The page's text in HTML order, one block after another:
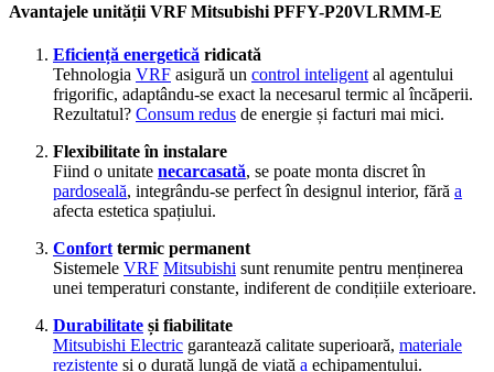
Avantajele unității VRF Mitsubishi PFFY-P20VLRMM-E
Eficiență energetică ridicată
Tehnologia VRF asigură un control inteligent al agentului
frigorific, adaptându-se exact la necesarul termic al încăperii.
Rezultatul? Consum redus de energie și facturi mai mici.
Flexibilitate în instalare
Fiind o unitate necarcasată, se poate monta discret în
pardoseală, integrându-se perfect în designul interior, fără a
afecta estetica spațiului.
Confort termic permanent
Sistemele VRF Mitsubishi sunt renumite pentru menținerea
unei temperaturi constante, indiferent de condițiile exterioare.
Durabilitate și fiabilitate
Mitsubishi Electric garantează calitate superioară, materiale
rezistente și o durată lungă de viață a echipamentului.